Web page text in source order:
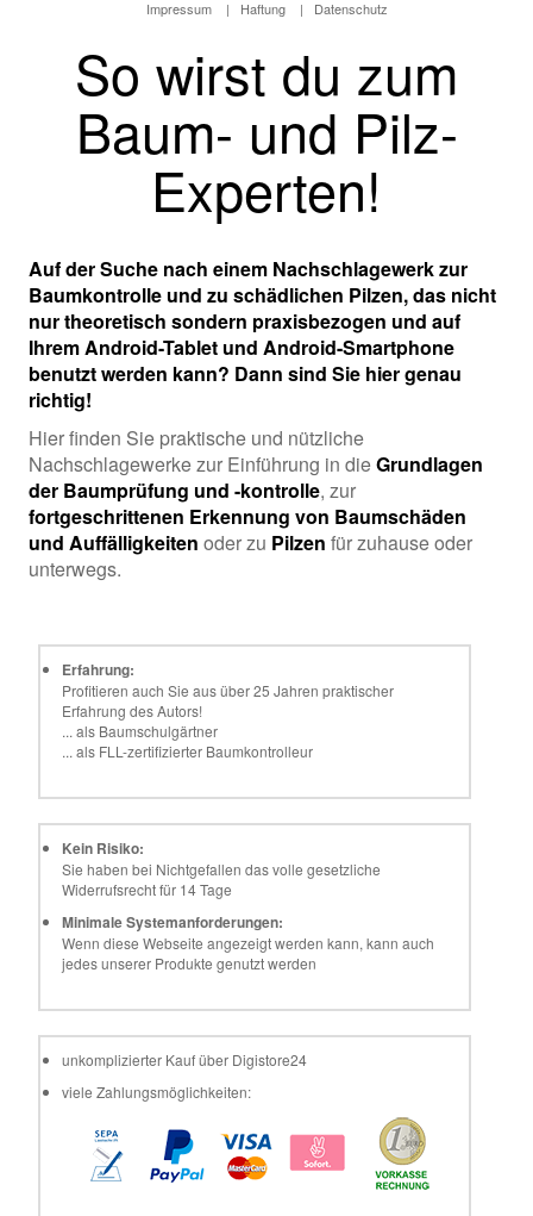
Impressum| Haftung| Datenschutz
So wirst du zum
Baum- und Pilz-
Experten!
Auf der Suche nach einem Nachschlagewerk zur
Baumkontrolle und zu schädlichen Pilzen, das nicht
nur theoretisch sondern praxisbezogen und auf
IhremAndroid-Tabletund Android-Smartphone
benutzt werden kann? Dann sind Sie hier genau
richtig!
Hier finden Sie praktische und nützliche
Nachschlagewerke zur Einführung in dieGrundlagen
der Baumprüfung und -kontrolle, zur
fortgeschrittenen Erkennung von Baumschäden
und Auffälligkeiten oder zu Pilzen für zuhause oder
unterwegs.
Erfahrung:
Profitieren auch Sie aus über 25 Jahren praktischer
Erfahrung des Autors!
... als Baumschulgärtner
... als FLL-zertifizierter Baumkontrolleur
Kein Risiko:
Sie haben bei Nichtgefallen das volle gesetzliche
Widerrufsrecht für 14 Tage
Minimale Systemanforderungen:
Wenn diese Webseite angezeigt werden kann, kann auch
jedes unserer Produkte genutzt werden
unkomplizierter Kauf über Digistore24
viele Zahlungsmöglichkeiten: